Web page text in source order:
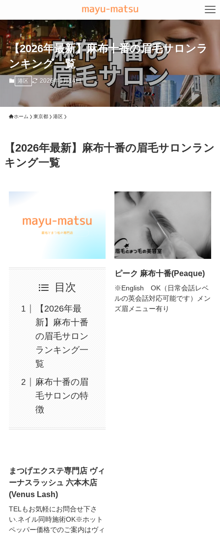
【2026年最新】麻布十番の眉毛サロンラ
ンキング一覧
港区 2026年1月14日
ホーム 東京都 港区
【2026年最新】麻布十番の眉毛サロンラン
キング一覧
目次
【2026年最
新】麻布十番
の眉毛サロン
ランキング一
覧
麻布十番の眉
毛サロンの特
徴
まつげエクステ専門店 ヴィ
ーナスラッシュ 六本木店
(Venus Lash)
TELもお気軽にお問合せ下さ
い.ネイル同時施術OK※ホット
ペッパー価格でのご案内はヴィ
ピーク 麻布十番(Peaque)
※English OK（日常会話レベ
ルの英会話対応可能です）メン
ズ眉メニュー有り